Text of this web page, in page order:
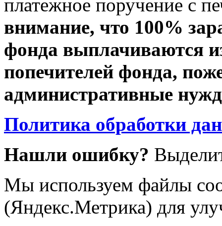
платежное поручение с
внимание, что 100%
фонда выплачиваются
попечителей фонда,
административные
Политика обработки
Нашли ошибку?
Мы используем файлы
(Яндекс.Метрика) для